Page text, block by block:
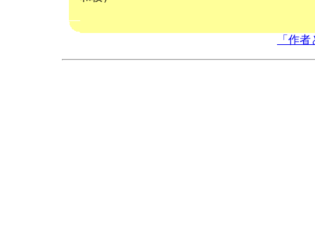
「作